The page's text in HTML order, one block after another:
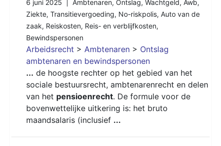
6 juni 2025 | Ambtenaren, Ontslag, Wachtgeld, Awb,
Ziekte, Transitievergoeding, No-riskpolis, Auto van de
zaak, Reiskosten, Reis- en verblijfkosten,
Bewindspersonen
Arbeidsrecht > Ambtenaren > Ontslag
ambtenaren en bewindspersonen
... de hoogste rechter op het gebied van het
sociale bestuursrecht, ambtenarenrecht en delen
van het pensioenrecht. De formule voor de
bovenwettelijke uitkering is: het bruto
maandsalaris (inclusief ...